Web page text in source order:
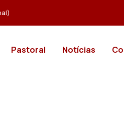
Pastoral Notícias